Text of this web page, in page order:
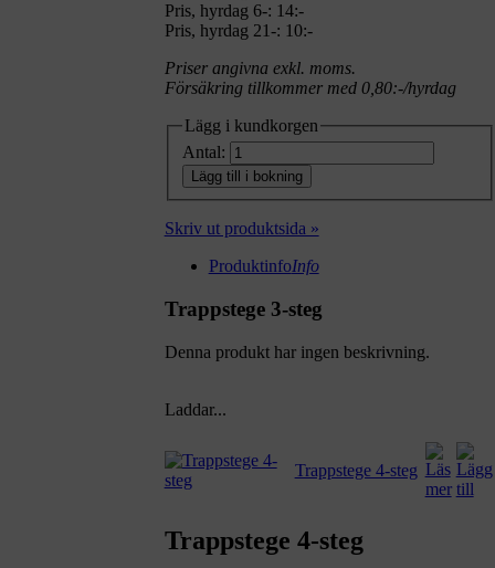
Pris, hyrdag 6-: 14:-
Pris, hyrdag 21-: 10:-
Priser angivna exkl. moms.
Försäkring tillkommer med 0,80:-/hyrdag
Lägg i kundkorgen
Antal:
Lägg till i bokning
Skriv ut produktsida »
ProduktinfoInfo
Trappstege 3-steg
Denna produkt har ingen beskrivning.
Laddar...
Trappstege 4-steg
Trappstege 4-steg